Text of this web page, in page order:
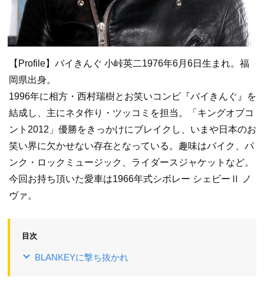
【Profile】バイきんぐ 小峠英二1976年6月6日生まれ。福
岡県出身。
1996年に相方・西村瑞樹とお笑いコンビ『バイきんぐ』を
結成し、主にネタ作り・ツッコミを担当。「キングオブコ
ント2012」優勝をきっかけにブレイクし、いまや日本のお
笑い界に欠かせない存在となっている。趣味はバイク、パ
ンク・ロックミュージック、ライダースジャケットなど。
今回お持ち頂いた愛車は1966年式シボレー シェビーⅡ ノ
ヴァ。
目次
BLANKEYに撃ち抜かれ